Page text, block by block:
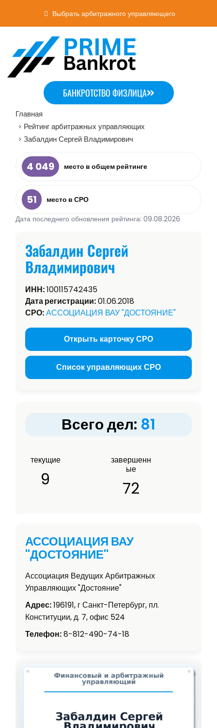
Выбрать арбитражного управляющего
БАНКРОТСТВО ФИЗЛИЦА
Главная
> Рейтинг арбитражных управляющих
> Забалдин Сергей Владимирович
4 049 место в общем рейтинге
51
место в СРО
Дата последнего обновления рейтинга: 09.08.2026
Забалдин Сергей
Владимирович
ИНН:100115742435
Дата регистрации:01.06.2018
СРО:АССОЦИАЦИЯ ВАУ "ДОСТОЯНИЕ"
Открыть карточку СРО
Список управляющих СРО
Всего дел: 81
текущие
9
завершенн
ые
72
АССОЦИАЦИЯ ВАУ
"ДОСТОЯНИЕ"
Ассоциация Ведущих Арбитражных
Управляющих "Достояние"
Адрес:196191, г Санкт-Петербург, пл.
Конституции, д. 7, офис 524
Телефон:8-812-490-74-18